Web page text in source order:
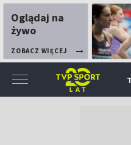
Oglądaj na
żywo
ZOBACZ WIĘCEJ